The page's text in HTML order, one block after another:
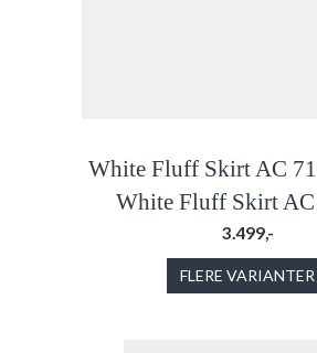
White Fluff Skirt AC
White Fluff Skirt AC
3.499,-
FLERE VARIANTER